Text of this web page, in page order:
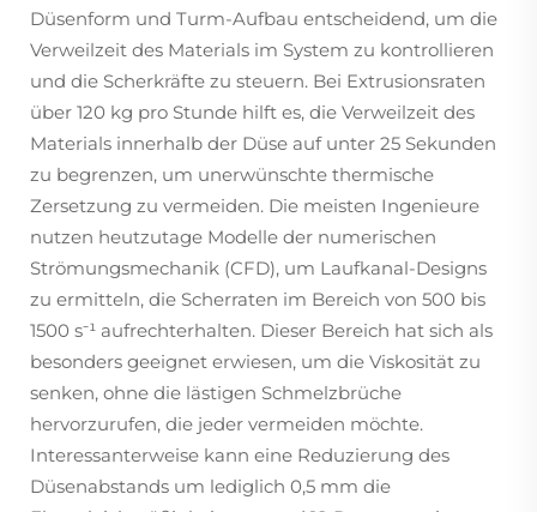
Düsenform und Turm-Aufbau entscheidend, um die
Verweilzeit des Materials im System zu kontrollieren
und die Scherkräfte zu steuern. Bei Extrusionsraten
über 120 kg pro Stunde hilft es, die Verweilzeit des
Materials innerhalb der Düse auf unter 25 Sekunden
zu begrenzen, um unerwünschte thermische
Zersetzung zu vermeiden. Die meisten Ingenieure
nutzen heutzutage Modelle der numerischen
Strömungsmechanik (CFD), um Laufkanal-Designs
zu ermitteln, die Scherraten im Bereich von 500 bis
1500 s⁻¹ aufrechterhalten. Dieser Bereich hat sich als
besonders geeignet erwiesen, um die Viskosität zu
senken, ohne die lästigen Schmelzbrüche
hervorzurufen, die jeder vermeiden möchte.
Interessanterweise kann eine Reduzierung des
Düsenabstands um lediglich 0,5 mm die